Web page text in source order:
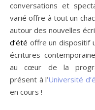
conversations et
varié offre à tout un
autour des nouvelles
d’été offre un dispositif
écritures
au cœur de la
présent à l’Université
en cours !